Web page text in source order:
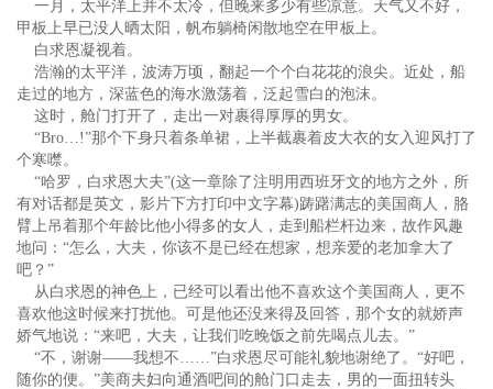
一月，太平洋上并不太冷，但晚来多少有些凉意。天气又不好，
甲板上早已没人晒太阳，帆布躺椅闲散地空在甲板上。
白求恩凝视着。
浩瀚的太平洋，波涛万顷，翻起一个个白花花的浪尖。近处，船
走过的地方，深蓝色的海水激荡着，泛起雪白的泡沫。
这时，舱门打开了，走出一对裹得厚厚的男女。
“Bro…!”那个下身只着条单裙，上半截裹着皮大衣的女入迎风打了
个寒噤。
“哈罗，白求恩大夫”(这一章除了注明用西班牙文的地方之外，所
有对话都是英文，影片下方打印中文字幕)踌躇满志的美国商人，胳
臂上吊着那个年龄比他小得多的女人，走到船栏杆边来，故作风趣
地问：“怎么，大夫，你该不是已经在想家，想亲爱的老加拿大了
吧？”
从白求恩的神色上，已经可以看出他不喜欢这个美国商人，更不
喜欢他这时候来打扰他。可是他还没来得及回答，那个女的就娇声
娇气地说：“来吧，大夫，让我们吃晚饭之前先喝点儿去。”
“不，谢谢——我想不……”白求恩尽可能礼貌地谢绝了。“好吧，
随你的便。”美商夫妇向通酒吧间的舱门口走去，男的一面扭转头